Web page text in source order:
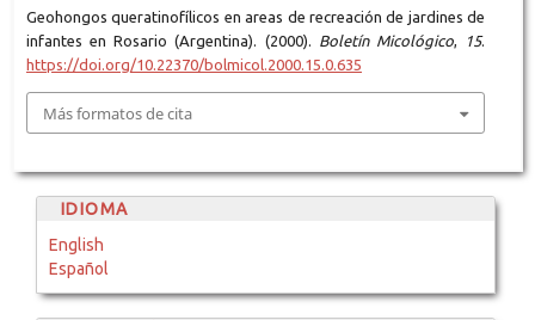
Geohongos queratinofílicos en areas de recreación de jardines de
infantes en Rosario (Argentina). (2000). Boletín Micológico, 15.
https://doi.org/10.22370/bolmicol.2000.15.0.635
Más formatos de cita
IDIOMA
English
Español